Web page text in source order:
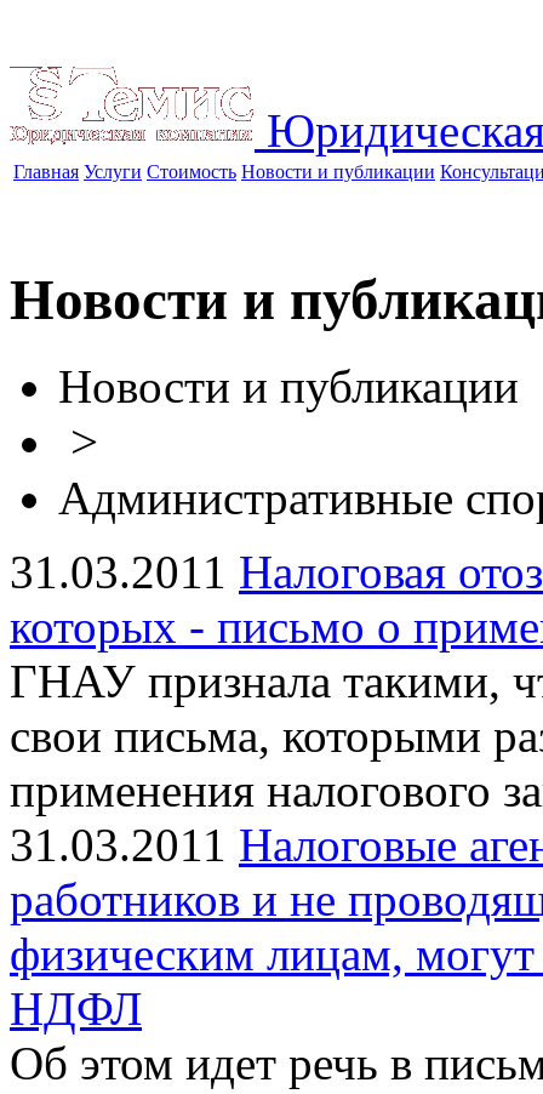
Главная Услуги Стоимость Новости и публикации
Новости и
Новости и публикации
>
Административные
31.03.2011 Налоговая
которых - письмо о
ГНАУ признала такими,
свои письма, которыми
применения налогового
31.03.2011 Налоговые
работников и не
физическим лицам,
НДФЛ
Об этом идет речь в